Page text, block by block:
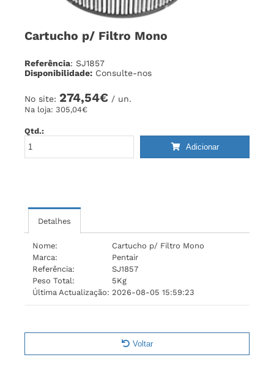
Cartucho p/ Filtro Mono
Referência: SJ1857
Disponibilidade: Consulte-nos
No site: 274,54€ / un.
Na loja: 305,04€
Qtd.:
Adicionar
Detalhes
Nome:
Cartucho p/ Filtro Mono
Marca:
Pentair
Referência:
SJ1857
Peso Total:
5Kg
Última Actualização: 2026-08-05 15:59:23
Voltar